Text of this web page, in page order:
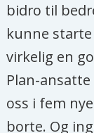
bidro til
kunne
virkelig en
Plan-
oss i fem
borte. Og